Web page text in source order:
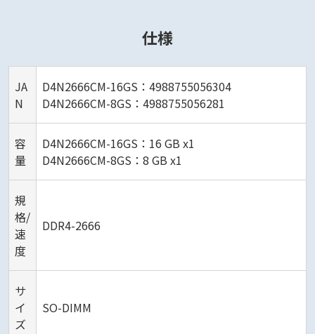
仕様
JA
N
D4N2666CM-16GS：4988755056304
D4N2666CM-8GS：4988755056281
容
量
D4N2666CM-16GS：16 GB x1
D4N2666CM-8GS：8 GB x1
規
格/
速
度
DDR4-2666
サ
イ
ズ
SO-DIMM